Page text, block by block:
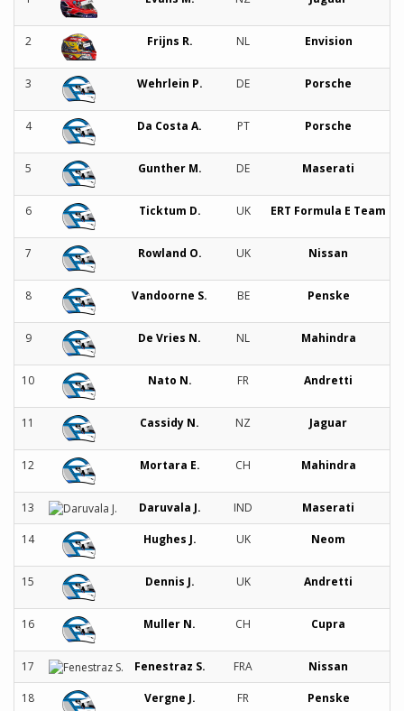
2 Frijns R. NL Envision
3 Wehrlein P. DE Porsche
4 Da Costa A. PT Porsche
5 Gunther M. DE Maserati
6 Ticktum D. UK ERT Formula E Team
7 Rowland O. UK Nissan
8 Vandoorne S. BE Penske
9 De Vries N. NL Mahindra
10 Nato N. FR Andretti
11 Cassidy N. NZ Jaguar
12 Mortara E. CH Mahindra
13 Daruvala J. IND Maserati
14 Hughes J. UK Neom
15 Dennis J. UK Andretti
16 Muller N. CH Cupra
17 Fenestraz S. FRA Nissan
18 Vergne J. FR Penske